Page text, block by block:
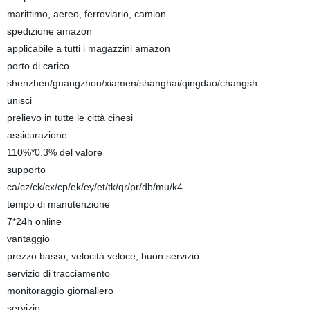
marittimo, aereo, ferroviario, camion
spedizione amazon
applicabile a tutti i magazzini amazon
porto di carico
shenzhen/guangzhou/xiamen/shanghai/qingdao/changsh
unisci
prelievo in tutte le città cinesi
assicurazione
110%*0.3% del valore
supporto
ca/cz/ck/cx/cp/ek/ey/et/tk/qr/pr/db/mu/k4
tempo di manutenzione
7*24h online
vantaggio
prezzo basso, velocità veloce, buon servizio
servizio di tracciamento
monitoraggio giornaliero